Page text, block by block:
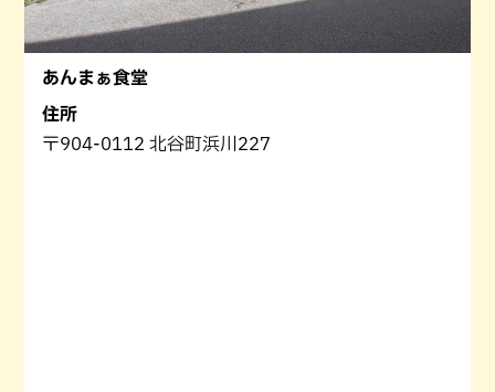
あんまぁ食堂
住所
〒904-0112 北谷町浜川227